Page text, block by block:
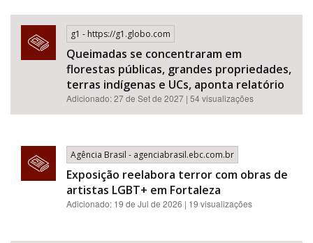
Subtema
Área de Levantamento
Área Protegida
BUSCAR
g1 - https://g1.globo.com
Queimadas se concentraram em
florestas públicas, grandes propriedades,
terras indígenas e UCs, aponta relatório
Adicionado: 27 de Set de 2027 | 54 visualizações
Agência Brasil - agenciabrasil.ebc.com.br
Exposição reelabora terror com obras de
artistas LGBT+ em Fortaleza
Adicionado: 19 de Jul de 2026 | 19 visualizações